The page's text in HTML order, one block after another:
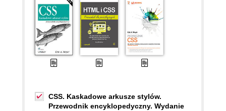
CSS. Kaskadowe arkusze stylów.
Przewodnik encyklopedyczny. Wydanie